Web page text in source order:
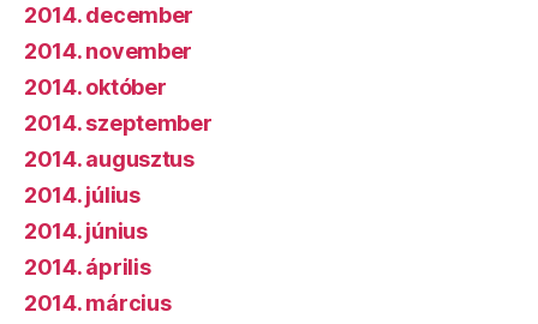
2014. december
2014. november
2014. október
2014. szeptember
2014. augusztus
2014. július
2014. június
2014. április
2014. március